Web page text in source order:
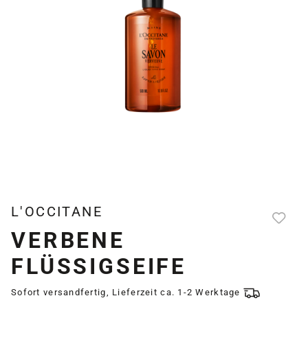
L'OCCITANE
VERBENE
FLÜSSIGSEIFE
Sofort versandfertig, Lieferzeit ca. 1-2 Werktage